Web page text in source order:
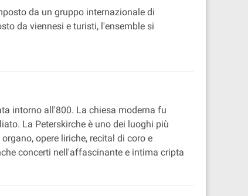
da un gruppo internazionale di
da viennesi e turisti, l'ensemble si
intorno all'800. La chiesa moderna fu
La Peterskirche è uno dei luoghi più
opere liriche, recital di coro e
concerti nell'affascinante e intima cripta